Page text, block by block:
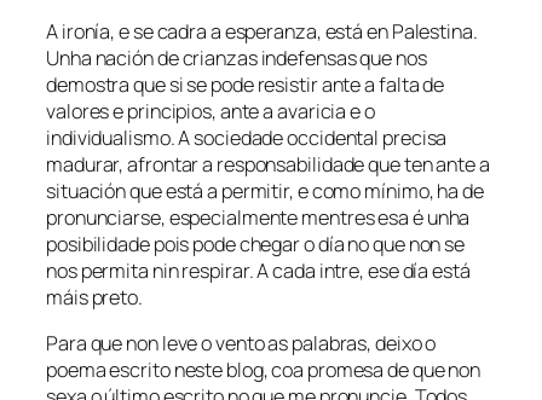
A ironía, e se cadra a esperanza, está en Palestina.
Unha nación de crianzas indefensas que nos
demostra que si se pode resistir ante a falta de
valores e principios, ante a avaricia e o
individualismo. A sociedade occidental precisa
madurar, afrontar a responsabilidade que ten ante a
situación que está a permitir, e como mínimo, ha de
pronunciarse, especialmente mentres esa é unha
posibilidade pois pode chegar o día no que non se
nos permita nin respirar. A cada intre, ese día está
máis preto.
Para que non leve o vento as palabras, deixo o
poema escrito neste blog, coa promesa de que non